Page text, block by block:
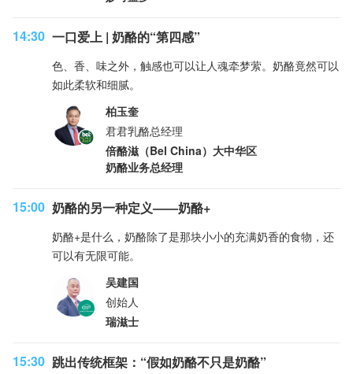
14:30 一口爱上 | 奶酪的“第四感”
色、香、味之外，触感也可以让人魂牵梦萦。奶酪竟然可以
如此柔软和细腻。
柏玉奎
君君乳酪总经理
倍酪滋（Bel China）大中华区
奶酪业务总经理
15:00 奶酪的另一种定义——奶酪+
奶酪+是什么，奶酪除了是那块小小的充满奶香的食物，还
可以有无限可能。
吴建国
创始人
瑞滋士
15:30 跳出传统框架：“假如奶酪不只是奶酪”